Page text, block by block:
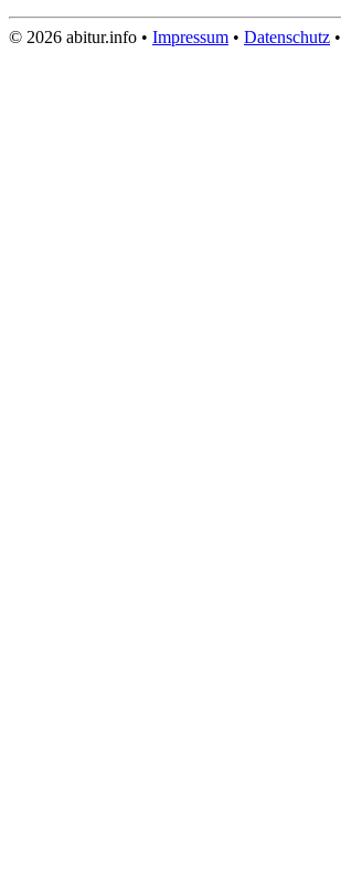
© 2026 abitur.info • Impressum • Datenschutz •